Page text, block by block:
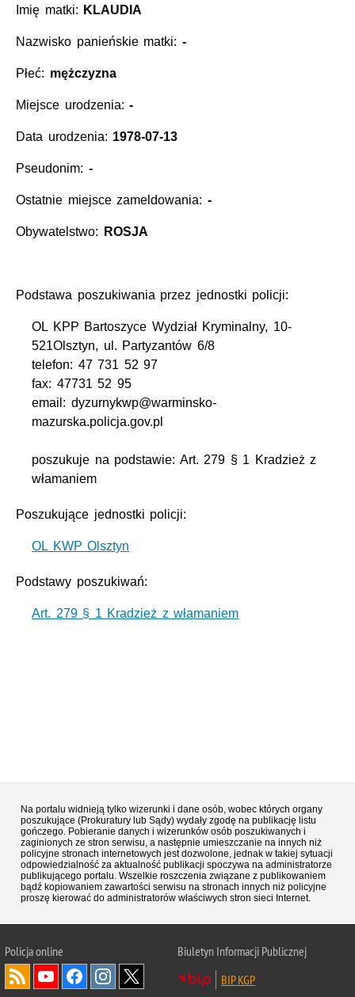
Imię matki: KLAUDIA
Nazwisko panieńskie matki: -
Płeć: mężczyzna
Miejsce urodzenia:-
Data urodzenia: 1978-07-13
Pseudonim: -
Ostatnie miejsce zameldowania: -
Obywatelstwo: ROSJA
Podstawa poszukiwania przez jednostki policji:
OL KPP Bartoszyce Wydział Kryminalny, 10-
521Olsztyn, ul. Partyzantów 6/8
telefon: 47 731 52 97
fax: 47731 52 95
email: dyzurnykwp@warminsko-
mazurska.policja.gov.pl
poszukuje na podstawie: Art. 279 § 1 Kradzież z
włamaniem
Poszukujące jednostki policji:
OL KWP Olsztyn
Podstawy poszukiwań:
Art. 279 § 1 Kradzież z włamaniem
Na portalu widnieją tylko wizerunki i dane osób, wobec których organy
poszukujące (Prokuratury lub Sądy) wydały zgodę na publikację listu
gończego. Pobieranie danych i wizerunków osób poszukiwanych i
zaginionych ze stron serwisu, a następnie umieszczanie na innych niż
policyjne stronach internetowych jest dozwolone, jednak w takiej sytuacji
odpowiedzialność za aktualność publikacji spoczywa na administratorze
publikującego portalu. Wszelkie roszczenia związane z publikowaniem
bądź kopiowaniem zawartości serwisu na stronach innych niż policyjne
proszę kierować do administratorów właściwych stron sieci Internet.
Policjaonline
Biuletyn Informacji Publicznej
BIP KGP